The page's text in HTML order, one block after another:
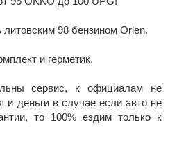
98 бензином Orlen.
и герметик.
сервис, к официалам не
и деньги в случае если авто не
то 100% ездим только к